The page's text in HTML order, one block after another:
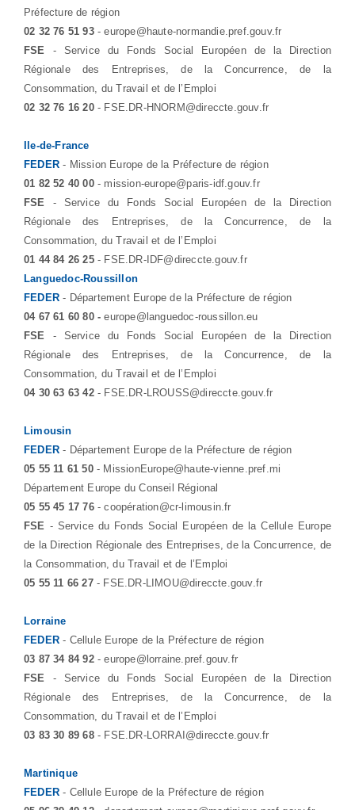
Préfecture de région
02 32 76 51 93 - europe@haute-normandie.pref.gouv.fr
FSE - Service du Fonds Social Européen de la Direction
Régionale des Entreprises, de la Concurrence, de la
Consommation, du Travail et de l’Emploi
02 32 76 16 20 - FSE.DR-HNORM@direccte.gouv.fr
Ile-de-France
FEDER- Mission Europe de la Préfecture de région
01 82 52 40 00 - mission-europe@paris-idf.gouv.fr
FSE - Service du Fonds Social Européen de la Direction
Régionale des Entreprises, de la Concurrence, de la
Consommation, du Travail et de l’Emploi
01 44 84 26 25 - FSE.DR-IDF@direccte.gouv.fr
Languedoc-Roussillon
FEDER- Département Europe de la Préfecture de région
04 67 61 60 80 -europe@languedoc-roussillon.eu
FSE - Service du Fonds Social Européen de la Direction
Régionale des Entreprises, de la Concurrence, de la
Consommation, du Travail et de l’Emploi
04 30 63 63 42 - FSE.DR-LROUSS@direccte.gouv.fr
Limousin
FEDER- Département Europe de la Préfecture de région
05 55 11 61 50 - MissionEurope@haute-vienne.pref.mi
Département Europe du Conseil Régional
05 55 45 17 76 - coopération@cr-limousin.fr
FSE - Service du Fonds Social Européen de la Cellule Europe
de la Direction Régionale des Entreprises, de la Concurrence, de
la Consommation, du Travail et de l’Emploi
05 55 11 66 27 - FSE.DR-LIMOU@direccte.gouv.fr
Lorraine
FEDER- Cellule Europe de la Préfecture de région
03 87 34 84 92 - europe@lorraine.pref.gouv.fr
FSE - Service du Fonds Social Européen de la Direction
Régionale des Entreprises, de la Concurrence, de la
Consommation, du Travail et de l’Emploi
03 83 30 89 68 - FSE.DR-LORRAI@direccte.gouv.fr
Martinique
FEDER- Cellule Europe de la Préfecture de région